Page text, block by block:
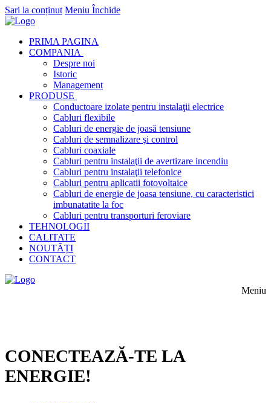
Sari la conținut Meniu Închide
PRIMA PAGINA
COMPANIA
Despre noi
Istoric
Management
PRODUSE
Conductoare izolate pentru instalaţii electrice
Cabluri flexibile
Cabluri de energie de joasă tensiune
Cabluri de semnalizare şi control
Cabluri coaxiale
Cabluri pentru instalaţii de avertizare incendiu
Cabluri pentru instalaţii telefonice
Cabluri pentru aplicatii fotovoltaice
Cabluri de energie de joasa tensiune, cu caracteristici
imbunatatite la foc
Cabluri pentru transporturi feroviare
TEHNOLOGII
CALITATE
NOUTĂȚI
CONTACT
Meniu
CONECTEAZĂ-TE LA
ENERGIE!